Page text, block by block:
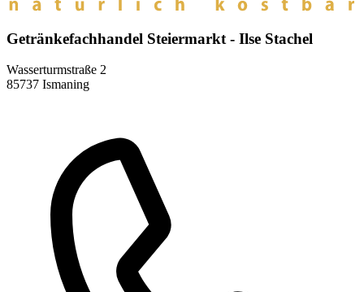
Getränkefachhandel Steiermarkt - Ilse Stachel
Wasserturmstraße 2
85737 Ismaning